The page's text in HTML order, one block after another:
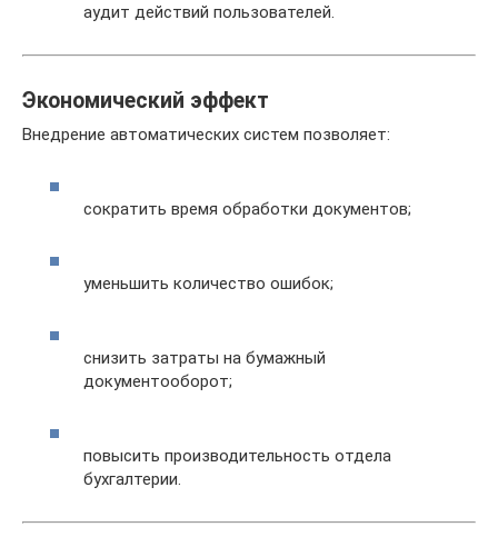
аудит действий пользователей.
Экономический эффект
Внедрение автоматических систем позволяет:
сократить время обработки документов;
уменьшить количество ошибок;
снизить затраты на бумажный
документооборот;
повысить производительность отдела
бухгалтерии.